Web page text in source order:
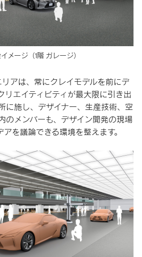
メージ（1階 ガレージ）
アは、常にクレイモデルを前にデ
リエイティビティが最大限に引き出
に施し、デザイナー、生産技術、空
のメンバーも、デザイン開発の現場
アを議論できる環境を整えます。